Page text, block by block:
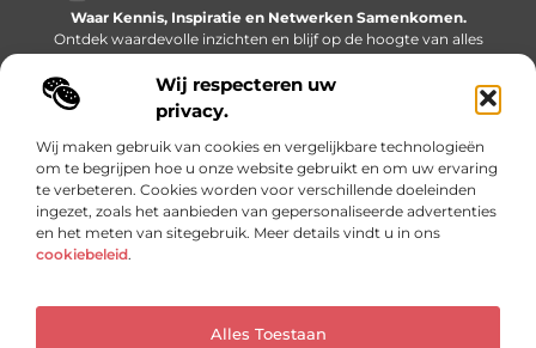
Wij respecteren uw
privacy.
Wij maken gebruik van cookies en vergelijkbare technologieën
om te begrijpen hoe u onze website gebruikt en om uw ervaring
te verbeteren. Cookies worden voor verschillende doeleinden
ingezet, zoals het aanbieden van gepersonaliseerde advertenties
en het meten van sitegebruik. Meer details vindt u in ons
cookiebeleid.
Alles Toestaan
Waar Kennis, Inspiratie en Netwerken Samenkomen.
Ontdek waardevolle inzichten en blijf op de hoogte van alles
wat er speelt in de wereld.
Bericht categorie
Onze informatie